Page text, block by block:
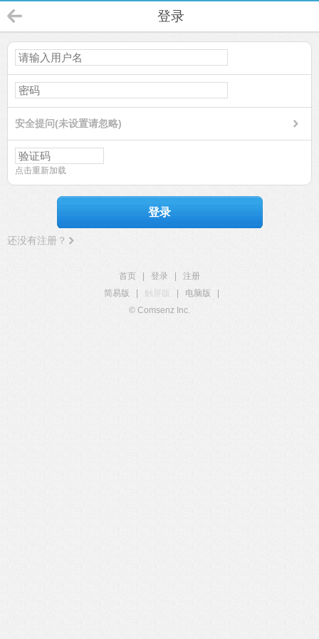
登录
安全提问(未设置请忽略)
点击重新加载
登录
还没有注册？
首页 登录
注册
简易版
触屏版 电脑版
© Comsenz Inc.